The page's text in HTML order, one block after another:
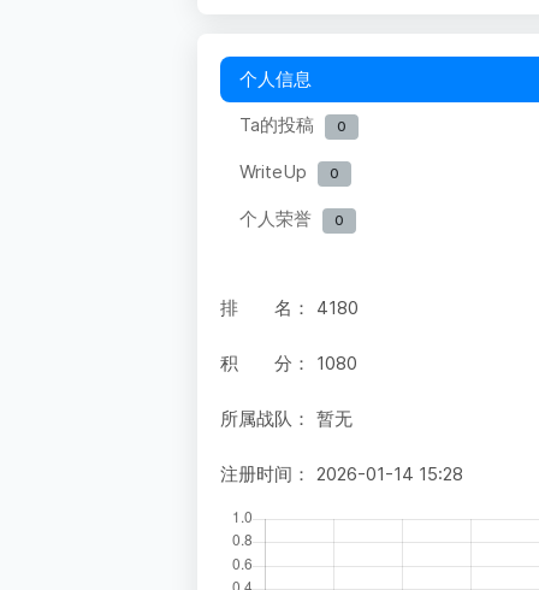
个人信息
Ta的投稿
0
WriteUp 0
个人荣誉 0
排 名： 4180
积 分： 1080
所属战队： 暂无
注册时间： 2026-01-14 15:28